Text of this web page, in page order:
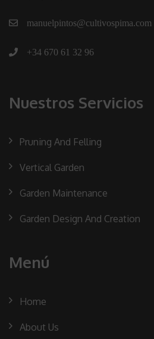
manuelpintos@cultivospima.com
+34 670 61 32 96
Nuestros Servicios
Pruning And Felling
Vertical Garden
Garden Maintenance
Garden Design And Creation
Menú
Home
About Us